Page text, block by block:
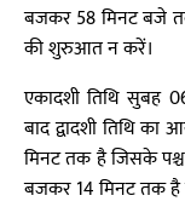
बजकर 58 मिनट बजे
की शुरुआत न करें।
एकादशी तिथि सुबह
बाद द्वादशी तिथि का
मिनट तक है जिसके
बजकर 14 मिनट तक